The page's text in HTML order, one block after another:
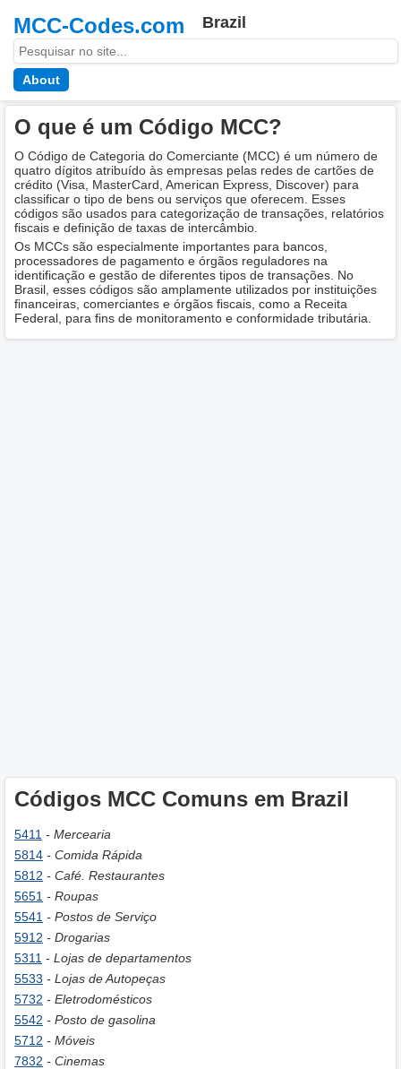
MCC-Codes.com Brazil
About
O que é um Código MCC?
O Código de Categoria do Comerciante (MCC) é um número de
quatro dígitos atribuído às empresas pelas redes de cartões de
crédito (Visa, MasterCard, American Express, Discover) para
classificar o tipo de bens ou serviços que oferecem. Esses
códigos são usados para categorização de transações, relatórios
fiscais e definição de taxas de intercâmbio.
Os MCCs são especialmente importantes para bancos,
processadores de pagamento e órgãos reguladores na
identificação e gestão de diferentes tipos de transações. No
Brasil, esses códigos são amplamente utilizados por instituições
financeiras, comerciantes e órgãos fiscais, como a Receita
Federal, para fins de monitoramento e conformidade tributária.
Códigos MCC Comuns em Brazil
5411 - Mercearia
5814 - Comida Rápida
5812 - Café. Restaurantes
5651 - Roupas
5541 - Postos de Serviço
5912 - Drogarias
5311 - Lojas de departamentos
5533 - Lojas de Autopeças
5732 - Eletrodomésticos
5542 - Posto de gasolina
5712 - Móveis
7832 - Cinemas